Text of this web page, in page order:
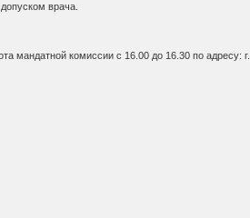
врача.
мандатной комиссии с 16.00 до 16.30 по адресу: